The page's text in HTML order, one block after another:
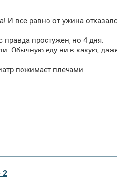
И все равно от ужина
правда простужен, но 4 дня.
Обычную еду ни в какую,
пожимает плечами
2